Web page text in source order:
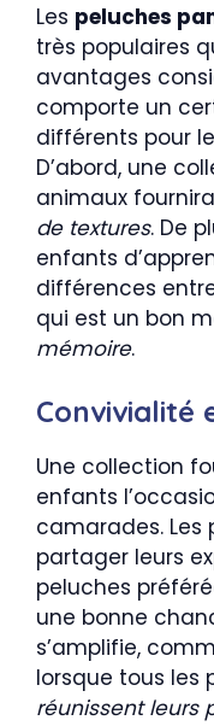
Les peluches
très populaires
avantages
comporte un
différents pour
D’abord, une
animaux fournira
de textures. De
enfants
différences
qui est un bon
mémoire.
Convivialité
Une collection
enfants
camarades. Les
partager leurs
peluches
une bonne
s’amplifie,
lorsque tous les
réunissent leurs